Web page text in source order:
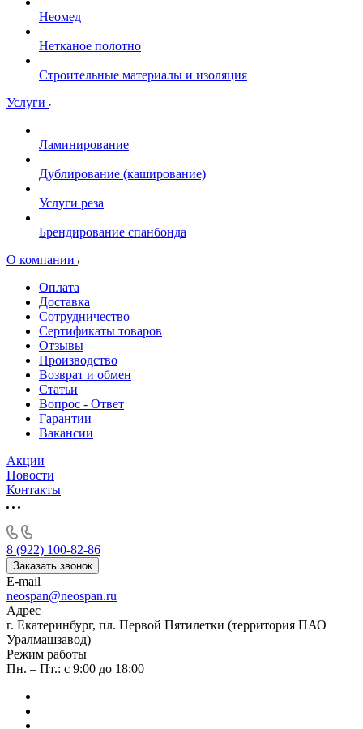
Нeомед
Нетканое полотно
Строительные материалы и изоляция
Услуги
Ламинирование
Дублирование (каширование)
Услуги реза
Брендирование спанбонда
О компании
Оплата
Доставка
Сотрудничество
Сертификаты товаров
Отзывы
Производство
Возврат и обмен
Статьи
Вопрос - Ответ
Гарантии
Вакансии
Акции
Новости
Контакты
8 (922) 100-82-86
Заказать звонок
E-mail
neospan@neospan.ru
Адрес
г. Екатеринбург, пл. Первой Пятилетки (территория ПАО
Уралмашзавод)
Режим работы
Пн. – Пт.: с 9:00 до 18:00